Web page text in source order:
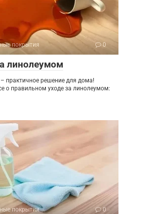
покрытия 0
линолеумом
практичное решение для дома!
о правильном уходе за линолеумом:
покрытия 0